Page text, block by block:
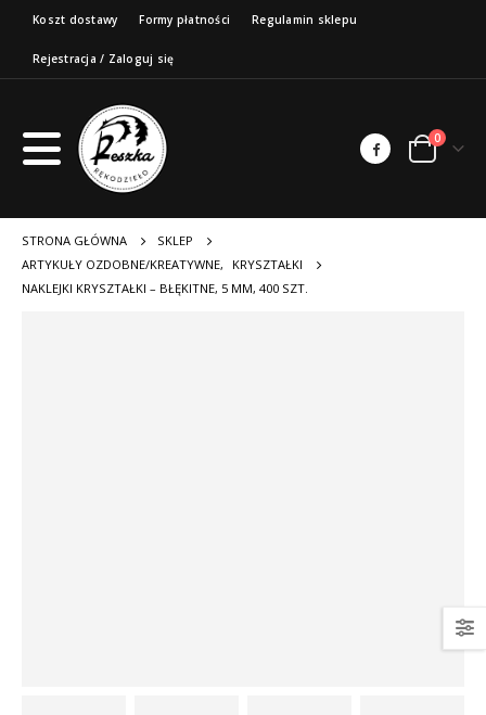
Koszt dostawy Formy płatności Regulamin sklepu
Rejestracja / Zaloguj się
0
STRONA GŁÓWNA
SKLEP
ARTYKUŁY OZDOBNE/KREATYWNE,
KRYSZTAŁKI
NAKLEJKI KRYSZTAŁKI – BŁĘKITNE, 5 MM, 400 SZT.